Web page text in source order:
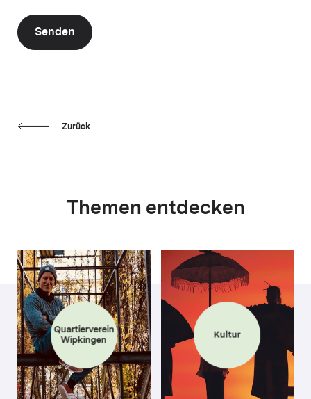
Senden
Zurück
Themen entdecken
Quartierverein
Wipkingen
Kultur